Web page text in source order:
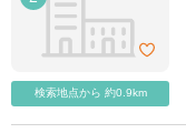
検索地点から 約0.9km